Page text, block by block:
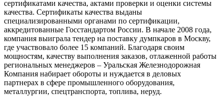
сертификатами качества, актами проверки и оценки системы
качества. Сертификаты качества выданы
специализированными органами по сертификации,
аккредитованные Госстандартом России. В начале 2008 года,
компания выиграла тендер на поставку думпкаров в Москву,
где участвовало более 15 компаний. Благодаря своим
мощностям, качеству выполнения заказов, отлаженной работы
региональных менеджеров – Уральская Железнодорожная
Компания набирает обороты и нуждается в деловых
партнерах в сфере промышленного оборудования,
металлургии, спецтранспорта, топлива, неруд.